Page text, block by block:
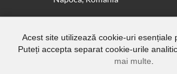
Telefon:
0264-432358
0264-
E-mail:office@rulmentisuedia.ro
Acest site utilizează cookie-uri esențiale
Puteți accepta separat cookie-urile
mai multe